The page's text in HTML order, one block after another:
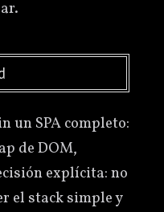
un SPA completo:
de DOM,
explícita: no
el stack simple y